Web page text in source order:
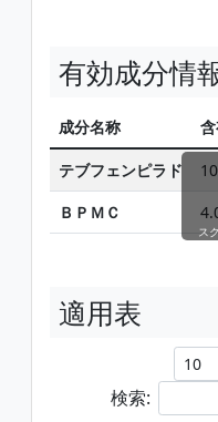
有効成分情
成分名称
テブフェンピラド
ＢＰＭＣ
ス
適用表
検索: